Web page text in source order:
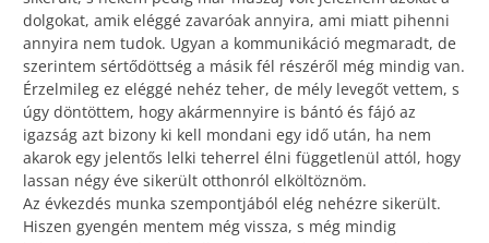
dolgokat, amik eléggé zavaróak annyira, ami miatt pihenni
annyira nem tudok. Ugyan a kommunikáció megmaradt, de
szerintem sértődöttség a másik fél részéről még mindig van.
Érzelmileg ez eléggé nehéz teher, de mély levegőt vettem, s
úgy döntöttem, hogy akármennyire is bántó és fájó az
igazság azt bizony ki kell mondani egy idő után, ha nem
akarok egy jelentős lelki teherrel élni függetlenül attól, hogy
lassan négy éve sikerült otthonról elköltöznöm.
Az évkezdés munka szempontjából elég nehézre sikerült.
Hiszen gyengén mentem még vissza, s még mindig